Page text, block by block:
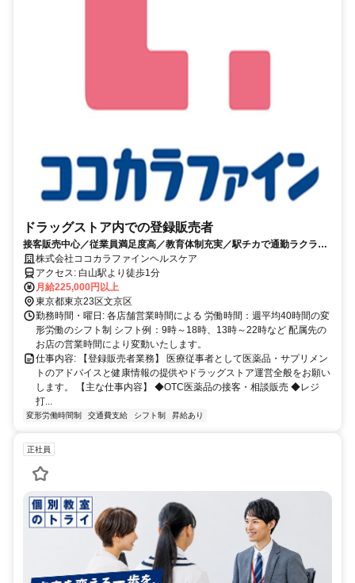
ドラッグストア内での登録販売者
接客販売中心／従業員満足度高／教育体制充実／駅チカで通勤ラクラ
ク！賞与1年2回
株式会社ココカラファインヘルスケア
アクセス: 白山駅より徒歩1分
月給225,000円以上
東京都東京23区文京区
勤務時間・曜日: 各店舗営業時間による 労働時間：週平均40時間の変
形労働のシフト制 シフト例：9時～18時、13時～22時など 配属先の
お店の営業時間により変動いたします。
仕事内容: 【登録販売者業務】 医療従事者として医薬品・サプリメン
トのアドバイスと健康情報の提供やドラッグストア運営全般をお願い
します。 【主な仕事内容】 ◆OTC医薬品の接客・相談販売 ◆レジ
打...
変形労働時間制 交通費支給 シフト制 昇給あり
正社員